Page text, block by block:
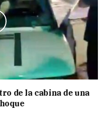
de la cabina de una